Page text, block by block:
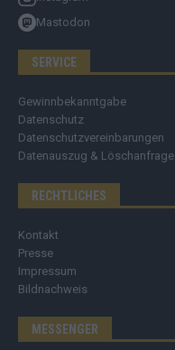
Mastodon
SERVICE
Gewinnbekanntgabe
Datenschutz
Datenschutzvereinbarungen
Datenauszug & Löschanfrage
RECHTLICHES
Kontakt
Presse
Impressum
Bildnachweis
MESSENGER